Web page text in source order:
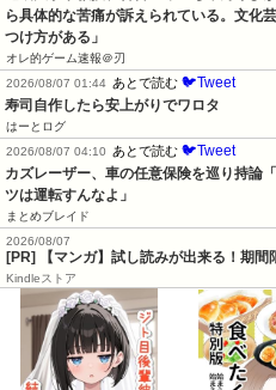
ら具体的な苦痛が訴えられている。文化
つけ方がある」
オレ的ゲーム速報＠刃
2026/08/07 01:44 あとで読む 🐦Tweet
寿司自作したら安上がりでワロタ
はーとログ
2026/08/07 04:10
あとで読む 🐦Tweet
カズレーザー、車の任意保険を巡り持論
ツは運転すんなよ」
まとめブレイド
2026/08/07
[PR] 【マンガ】試し読みが出来る！期間
Kindleストア